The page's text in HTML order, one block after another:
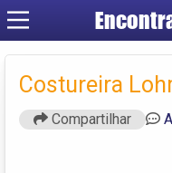
Costureira
Compartilhar